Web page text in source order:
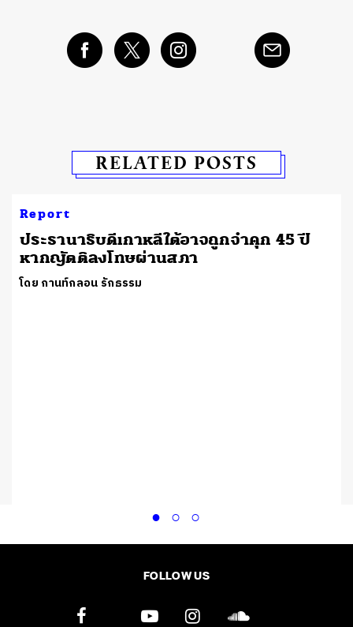
RELATED POSTS
Report
ประธานาธิบดีเกาหลีใต้อาจถูกจำคุก 45 ปี
หากญัตติลงโทษผ่านสภา
โดย กานท์กลอน รักธรรม
FOLLOW US